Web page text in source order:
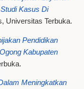
Kasus Di
Universitas Terbuka.
Pendidikan
Kabupaten
Meningkatkan